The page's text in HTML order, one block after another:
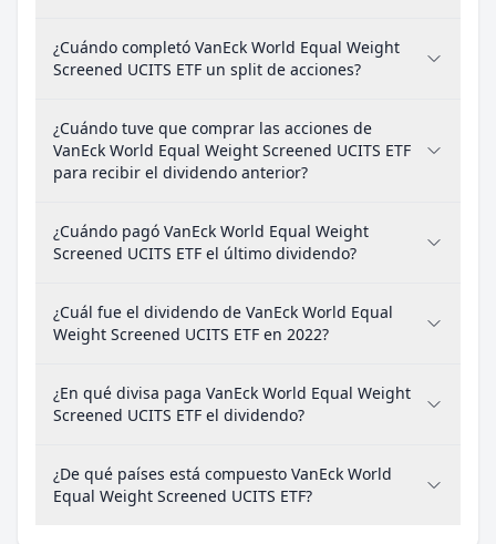
¿Cuándo completó VanEck World Equal Weight
Screened UCITS ETF un split de acciones?
¿Cuándo tuve que comprar las acciones de
VanEck World Equal Weight Screened UCITS ETF
para recibir el dividendo anterior?
¿Cuándo pagó VanEck World Equal Weight
Screened UCITS ETF el último dividendo?
¿Cuál fue el dividendo de VanEck World Equal
Weight Screened UCITS ETF en 2022?
¿En qué divisa paga VanEck World Equal Weight
Screened UCITS ETF el dividendo?
¿De qué países está compuesto VanEck World
Equal Weight Screened UCITS ETF?